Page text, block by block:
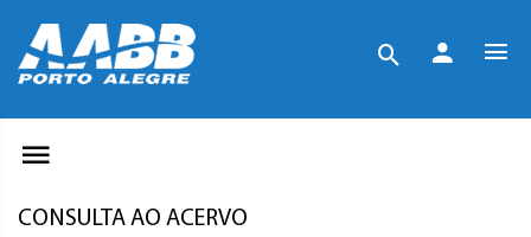
CONSULTA AO ACERVO